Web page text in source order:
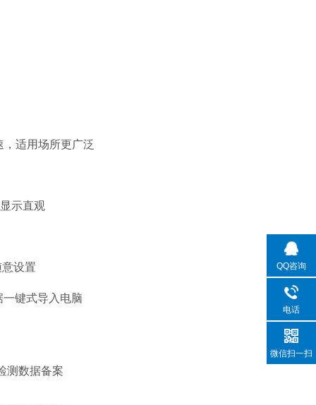
适用场所更广泛
示直观
设置
键式导入电脑
测数据备案
QQ咨询
电话
微信扫一扫